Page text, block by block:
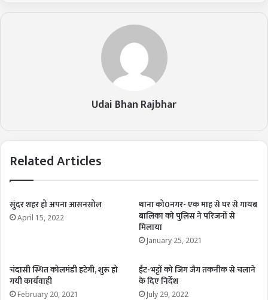
Udai Bhan Rajbhar
Related Articles
सुंदर शहर हो अपना आसनसोल
April 15, 2022
थाना को0नगर- एक माह से घर से गायब
बालिका को पुलिस ने परिजनों से
मिलाया
January 25, 2021
चंदासी स्थित कोलमंडी हटेगी, शुरू हो
गयी कार्यवाही
February 20, 2021
ईंट-भट्टों को जिग जैग तकनीक से चलाने
के दिए निर्देश
July 29, 2022